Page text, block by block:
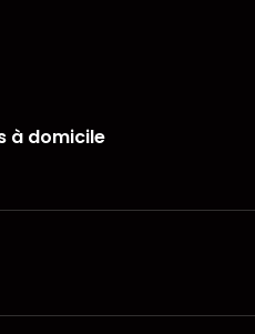
à domicile